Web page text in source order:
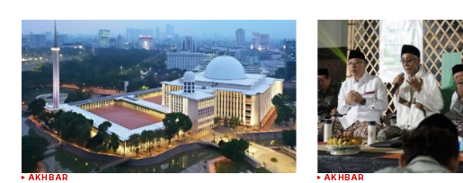
AKHBAR AKHBAR